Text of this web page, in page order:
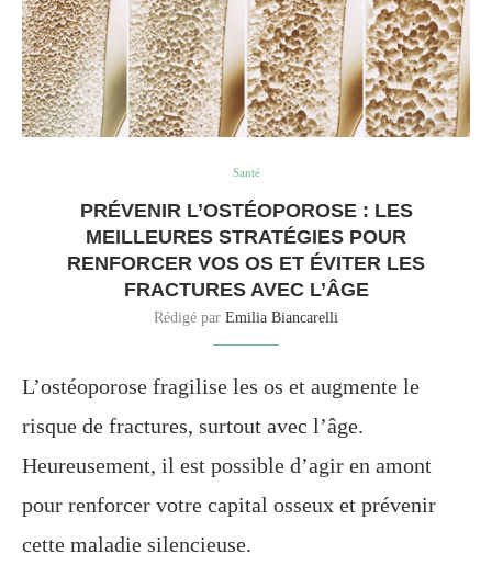
Santé
PRÉVENIR L’OSTÉOPOROSE : LES
MEILLEURES STRATÉGIES POUR
RENFORCER VOS OS ET ÉVITER LES
FRACTURES AVEC L’ÂGE
Rédigé par Emilia Biancarelli
L’ostéoporose fragilise les os et augmente le
risque de fractures, surtout avec l’âge.
Heureusement, il est possible d’agir en amont
pour renforcer votre capital osseux et prévenir
cette maladie silencieuse.